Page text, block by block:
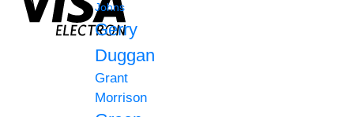
Johns
Gerry
Duggan
Grant
Morrison